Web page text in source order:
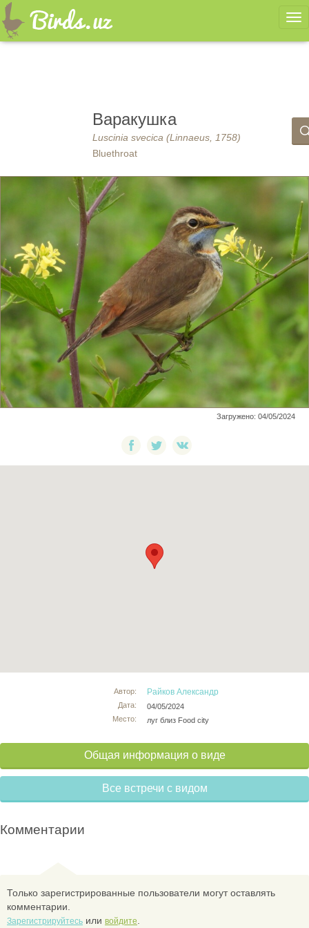
Варакушка
Luscinia svecica (Linnaeus, 1758)
Bluethroat
Загружено: 04/05/2024
Автор:
Дата:
Место:
Райков Александр
04/05/2024
луг близ Food city
Общая информация о виде
Все встречи с видом
Комментарии
Только зарегистрированные пользователи могут оставлять
комментарии.
Зарегистрируйтесь или войдите